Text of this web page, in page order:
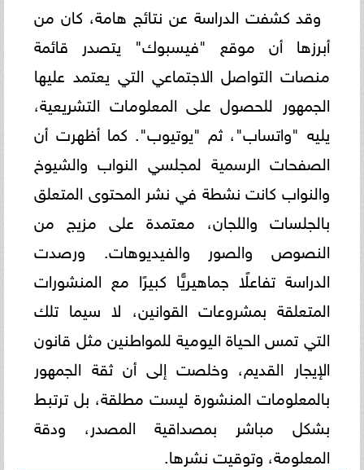
وقد كشفت الدراسة عن نتائج هامة، كان من
أبرزها أن موقع "فيسبوك" يتصدر قائمة
منصات التواصل الاجتماعي التي يعتمد عليها
الجمهور للحصول على المعلومات التشريعية،
يليه "واتساب"، ثم "يوتيوب". كما أظهرت أن
الصفحات الرسمية لمجلسي النواب والشيوخ
والنواب كانت نشطة في نشر المحتوى المتعلق
بالجلسات واللجان، معتمدة على مزيج من
النصوص والصور والفيديوهات. ورصدت
الدراسة تفاعلًا جماهيريًّا كبيرًا مع المنشورات
المتعلقة بمشروعات القوانين، لا سيما تلك
التي تمس الحياة اليومية للمواطنين مثل قانون
الإيجار القديم، وخلصت إلى أن ثقة الجمهور
بالمعلومات المنشورة ليست مطلقة، بل ترتبط
بشكل مباشر بمصداقية المصدر، ودقة
المعلومة، وتوقيت نشرها.